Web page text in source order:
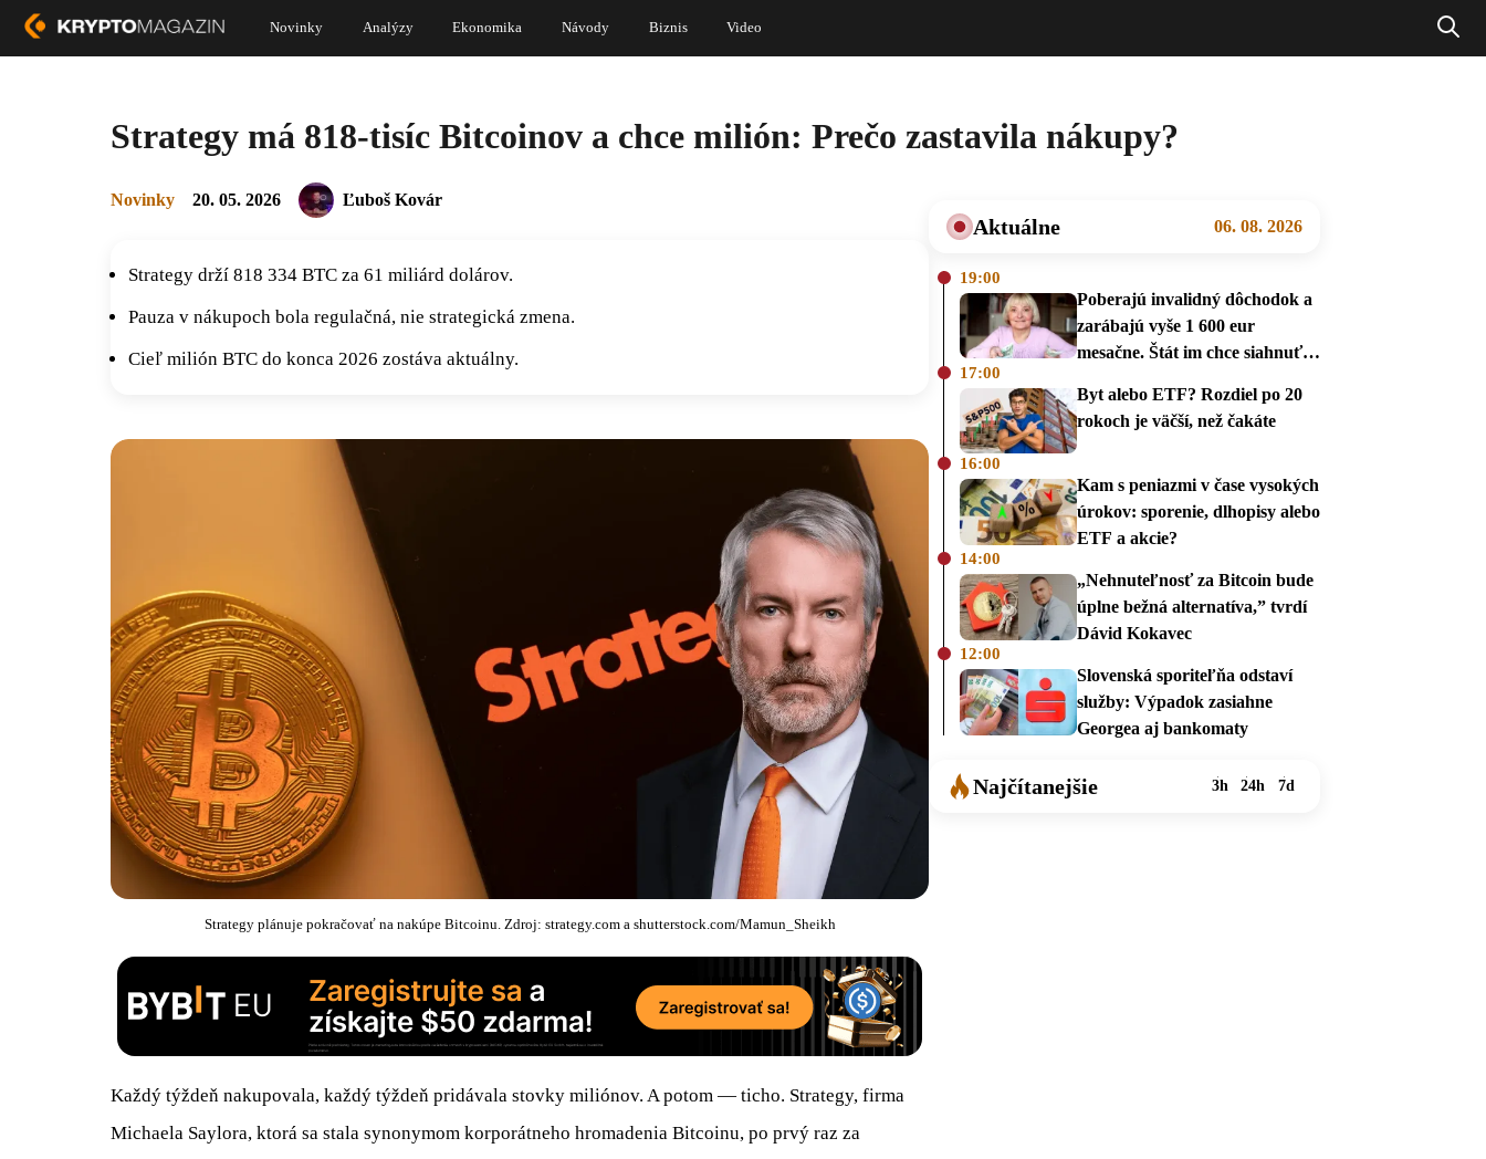
Novinky Analýzy Ekonomika Návody Biznis Video
Strategy má 818-tisíc Bitcoinov a chce milión: Prečo zastavila nákupy?
Novinky 20. 05. 2026 Ľuboš Kovár
Strategy drží 818 334 BTC za 61 miliárd dolárov.
Pauza v nákupoch bola regulačná, nie strategická zmena.
Cieľ milión BTC do konca 2026 zostáva aktuálny.
Strategy plánuje pokračovať na nakúpe Bitcoinu. Zdroj: strategy.com a shutterstock.com/Mamun_Sheikh
Každý týždeň nakupovala, každý týždeň pridávala stovky miliónov. A potom — ticho. Strategy, firma
Michaela Saylora, ktorá sa stala synonymom korporátneho hromadenia Bitcoinu, po prvý raz za
Aktuálne 06. 08. 2026
19:00
Poberajú invalidný dôchodok a
zarábajú vyše 1 600 eur
mesačne. Štát im chce siahnuť
17:00
Byt alebo ETF? Rozdiel po 20
rokoch je väčší, než čakáte
16:00
Kam s peniazmi v čase vysokých
úrokov: sporenie, dlhopisy alebo
ETF a akcie?
14:00
„Nehnuteľnosť za Bitcoin bude
úplne bežná alternatíva,” tvrdí
Dávid Kokavec
12:00
Slovenská sporiteľňa odstaví
služby: Výpadok zasiahne
Georgea aj bankomaty
Najčítanejšie 3h 24h 7d